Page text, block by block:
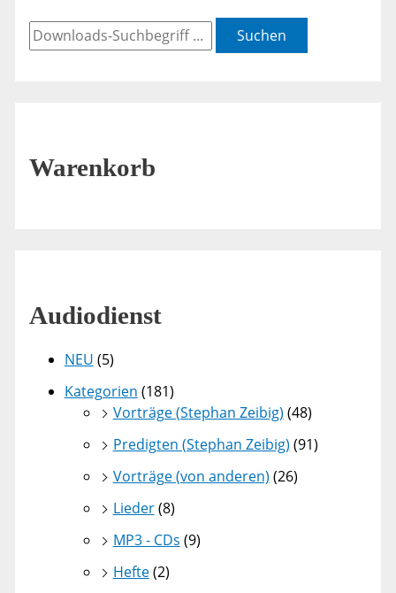
Suchen
Warenkorb
Audiodienst
NEU (5)
Kategorien (181)
Vorträge (Stephan Zeibig) (48)
Predigten (Stephan Zeibig) (91)
Vorträge (von anderen) (26)
Lieder(8)
MP3 - CDs (9)
Hefte(2)